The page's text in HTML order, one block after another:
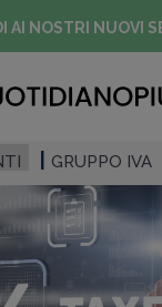
AI NOSTRI NUOVI
GRUPPO IVA